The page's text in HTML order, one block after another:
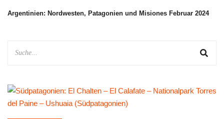
Argentinien: Nordwesten, Patagonien und Misiones Februar 2024